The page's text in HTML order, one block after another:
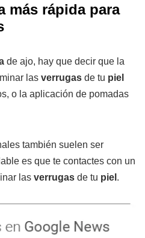
más rápida para
de ajo, hay que decir que la
las verrugas de tu piel
o la aplicación de pomadas
también suelen ser
es que te contactes con un
las verrugas de tu piel .